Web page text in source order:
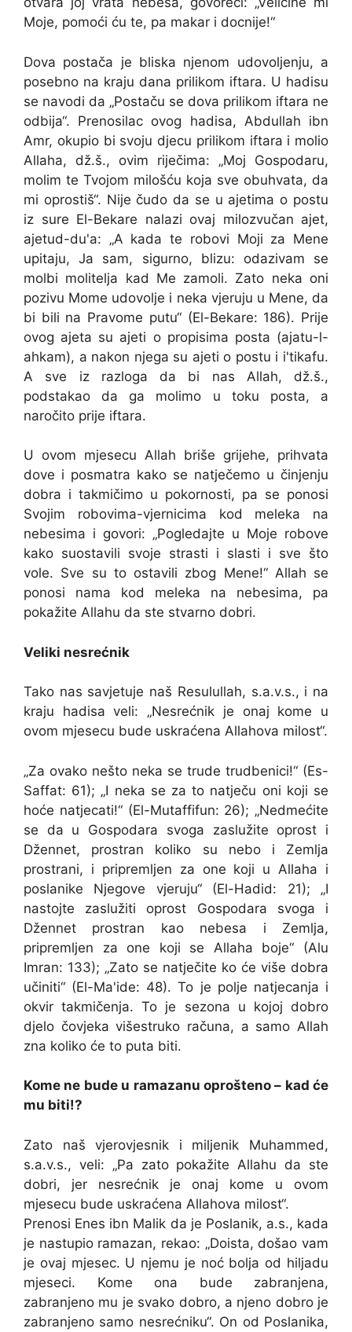
Moje, pomoći ću te, pa makar i docnije!“
Dova postača je bliska njenom udovoljenju, a
posebno na kraju dana prilikom iftara. U hadisu
se navodi da „Postaču se dova prilikom iftara ne
odbija“. Prenosilac ovog hadisa, Abdullah ibn
Amr, okupio bi svoju djecu prilikom iftara i molio
Allaha, dž.š., ovim riječima: „Moj Gospodaru,
molim te Tvojom milošću koja sve obuhvata, da
mi oprostiš“. Nije čudo da se u ajetima o postu
iz sure El-Bekare nalazi ovaj milozvučan ajet,
ajetud-du'a: „A kada te robovi Moji za Mene
upitaju, Ja sam, sigurno, blizu: odazivam se
molbi molitelja kad Me zamoli. Zato neka oni
pozivu Mome udovolje i neka vjeruju u Mene, da
bi bili na Pravome putu“ (El-Bekare: 186). Prije
ovog ajeta su ajeti o propisima posta (ajatu-l-
ahkam), a nakon njega su ajeti o postu i i'tikafu.
A sve iz razloga da bi nas Allah, dž.š.,
podstakao da ga molimo u toku posta, a
naročito prije iftara.
U ovom mjesecu Allah briše grijehe, prihvata
dove i posmatra kako se natječemo u činjenju
dobra i takmičimo u pokornosti, pa se ponosi
Svojim robovima-vjernicima kod meleka na
nebesima i govori: „Pogledajte u Moje robove
kako suostavili svoje strasti i slasti i sve što
vole. Sve su to ostavili zbog Mene!“ Allah se
ponosi nama kod meleka na nebesima, pa
pokažite Allahu da ste stvarno dobri.
Veliki nesrećnik
Tako nas savjetuje naš Resulullah, s.a.v.s., i na
kraju hadisa veli: „Nesrećnik je onaj kome u
ovom mjesecu bude uskraćena Allahova milost“.
„Za ovako nešto neka se trude trudbenici!“ (Es-
Saffat: 61); „I neka se za to natječu oni koji se
hoće natjecati!“ (El-Mutaffifun: 26); „Nedmećite
se da u Gospodara svoga zaslužite oprost i
Džennet, prostran koliko su nebo i Zemlja
prostrani, i pripremljen za one koji u Allaha i
poslanike Njegove vjeruju“ (El-Hadid: 21); „I
nastojte zaslužiti oprost Gospodara svoga i
Džennet prostran kao nebesa i Zemlja,
pripremljen za one koji se Allaha boje“ (Alu
Imran: 133); „Zato se natječite ko će više dobra
učiniti“ (El-Ma'ide: 48). To je polje natjecanja i
okvir takmičenja. To je sezona u kojoj dobro
djelo čovjeka višestruko računa, a samo Allah
zna koliko će to puta biti.
Kome ne bude u ramazanu oprošteno – kad će
mu biti!?
Zato naš vjerovjesnik i miljenik Muhammed,
s.a.v.s., veli: „Pa zato pokažite Allahu da ste
dobri, jer nesrećnik je onaj kome u ovom
mjesecu bude uskraćena Allahova milost“.
Prenosi Enes ibn Malik da je Poslanik, a.s., kada
je nastupio ramazan, rekao: „Doista, došao vam
je ovaj mjesec. U njemu je noć bolja od hiljadu
mjeseci. Kome ona bude zabranjena,
zabranjeno mu je svako dobro, a njeno dobro je
zabranjeno samo nesrećniku“. On od Poslanika,